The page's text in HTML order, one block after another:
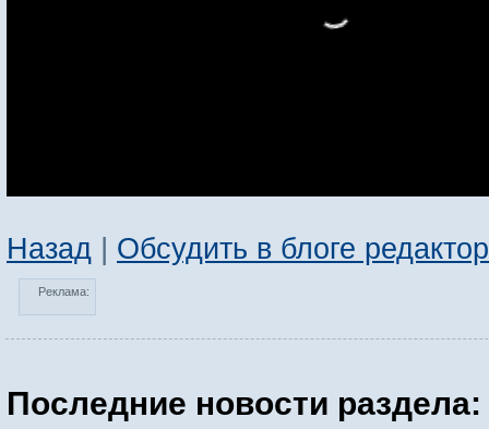
Назад | Обсудить в блоге
Реклама:
Последние новости раздела: